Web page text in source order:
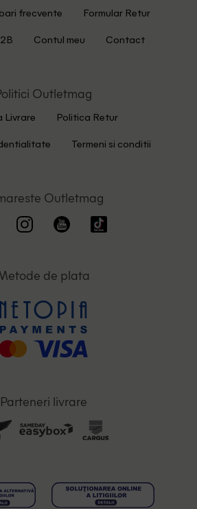
frecvente Formular Retur
Contul meu Contact
Outletmag
Livrare Politica Retur
Termeni si conditii
Outletmag
de plata
Parteneri livrare